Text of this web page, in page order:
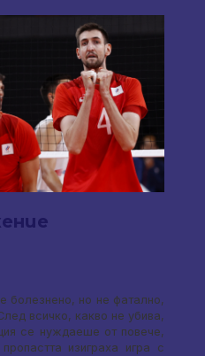
болезнено, но не фатално,
всичко, какво не убива,
се нуждаеше от повече,
изиграха игра с